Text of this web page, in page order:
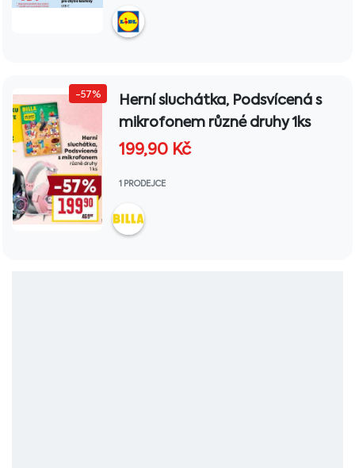
-57%
Herní sluchátka, Podsvícená s
mikrofonem různé druhy 1ks
199,90 Kč
1 PRODEJCE